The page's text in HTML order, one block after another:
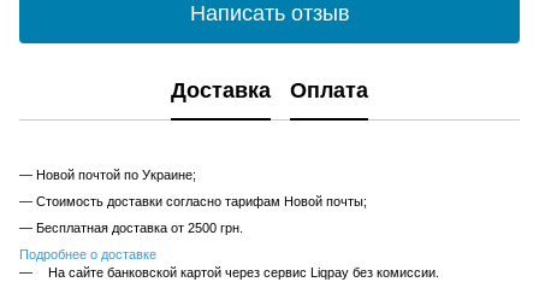
Написать отзыв
Доставка Оплата
— Новой почтой по Украине;
— Стоимость доставки согласно тарифам Новой почты;
— Бесплатная доставка от 2500 грн.
Подробнее о доставке
На сайте банковской картой через сервис Liqpay без комиссии.